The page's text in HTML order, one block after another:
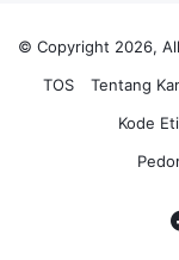
© Copyright 2026,
TOS
Tentang
Kode